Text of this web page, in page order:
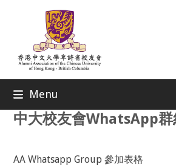
Menu
中大校友會WhatsApp
AA Whatsapp Group 參加表格